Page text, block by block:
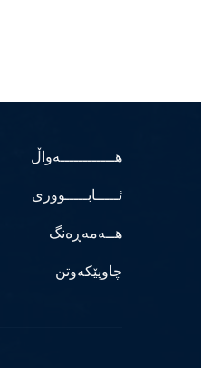
هــــــــــــەواڵ
ئـــــابـــــووری
هــەمەڕەنگ
چاوپێکەوتن